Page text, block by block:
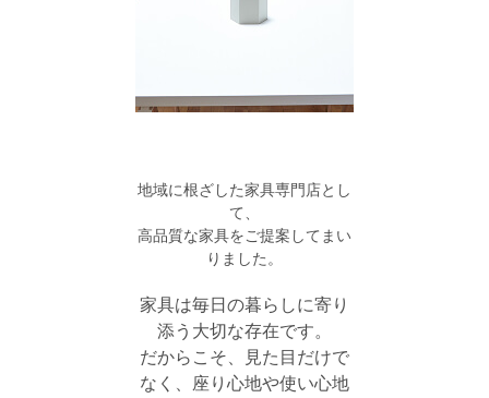
地域に根ざした家具専門店とし
て、
高品質な家具をご提案してまい
りました。
家具は毎日の暮らしに寄り
添う大切な存在です。
だからこそ、見た目だけで
なく、座り心地や使い心地